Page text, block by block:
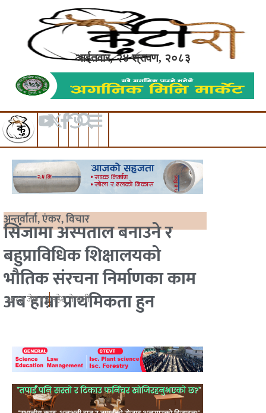
आईतवार, २४ श्रावण, २०८३
अन्तर्वार्ता,एंकर,विचार
सिंजामा अस्पताल बनाउने र
बहुप्राविधिक शिक्षालयको
भौतिक संरचना निर्माणका काम
अब हाम्रा प्राथमिकता हुन
२०८३ जेष्ठ १५महेश नेपाली